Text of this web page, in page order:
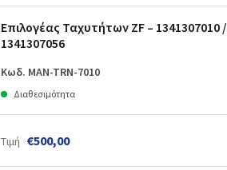
Επιλογέας Ταχυτήτων ZF – 1341307010 /
1341307056
Κωδ. MAN-TRN-7010
Διαθεσιμότητα
Τιμή €500,00